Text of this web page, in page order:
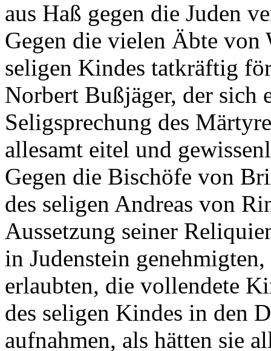
aus Haß gegen die Juden
Gegen die vielen Äbte von
seligen Kindes tatkräftig
Norbert Bußjäger, der sich
Seligsprechung des
allesamt eitel und
Gegen die Bischöfe von
des seligen Andreas von
Aussetzung seiner
in Judenstein
erlaubten, die vollendete
des seligen Kindes in den
aufnahmen, als hätten sie